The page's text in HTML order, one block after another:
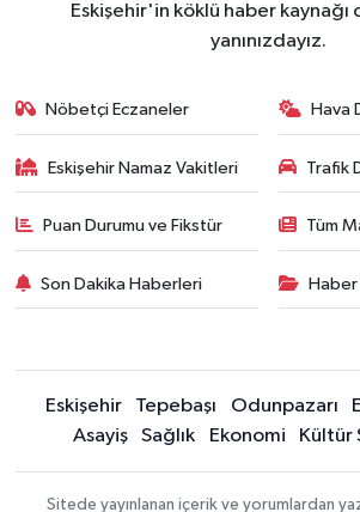
Eskişehir'in köklü haber kaynağı
yanınızdayız.
Nöbetçi Eczaneler Hava
Eskişehir Namaz Vakitleri Trafik
Puan Durumu ve Fikstür Tüm
Son Dakika Haberleri Haber
Eskişehir Tepebaşı Odunpazarı
Asayiş
Sağlık Ekonomi Kültür
Sitede yayınlanan içerik ve yorumlardan